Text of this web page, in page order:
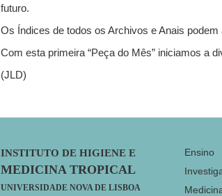
futuro.
Os Índices de todos os Archivos e Anais
Com esta primeira “Peça do Mês” iniciamos a
(JLD)
Footer
INSTITUTO DE HIGIENE E
MEDICINA TROPICAL
UNIVERSIDADE NOVA DE LISBOA
Ensino